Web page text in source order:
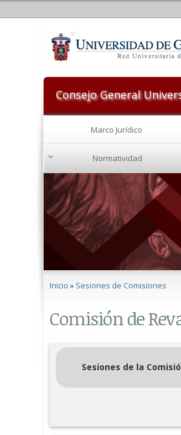
Consejo General
Marco Jurídico
Normatividad
Inicio » Sesiones de Comisiones
Comisión de
Sesiones de la